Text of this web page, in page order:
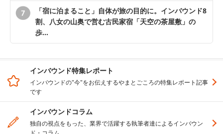
「宿に泊まること」自体が旅の目的に。インバウンド8
割、八女の山奥で営む古民家宿「天空の茶屋敷」の
歩…
インバウンド特集レポート
インバウンドの"今"をお伝えするやまとごころの特集レポート記事
です
インバウンドコラム
独自の視点をもった、業界で活躍する執筆者達によるインバウン